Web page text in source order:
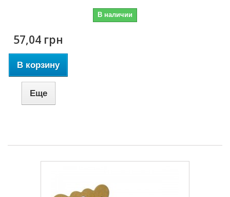
В наличии
57,04 грн
В корзину
Еще